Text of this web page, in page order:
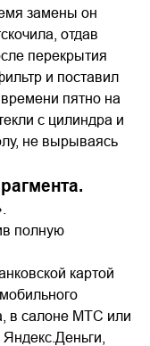
замены он
отдав
перекрытия
и поставил
пятно на
с цилиндра и
не вырываясь
полную
картой
в салоне МТС или